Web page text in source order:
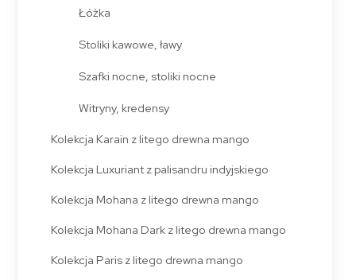
Łóżka
Stoliki kawowe, ławy
Szafki nocne, stoliki nocne
Witryny, kredensy
Kolekcja Karain z litego drewna mango
Kolekcja Luxuriant z palisandru indyjskiego
Kolekcja Mohana z litego drewna mango
Kolekcja Mohana Dark z litego drewna mango
Kolekcja Paris z litego drewna mango